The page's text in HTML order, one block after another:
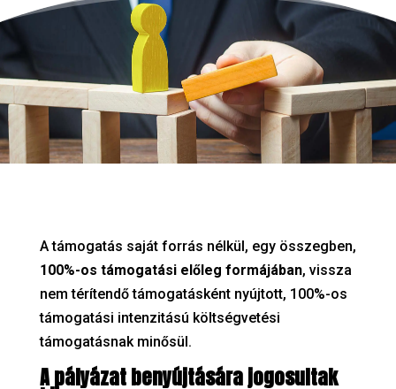
A támogatás saját forrás nélkül, egy összegben,
100%-os támogatási előleg formájában, vissza
nem térítendő támogatásként nyújtott, 100%-os
támogatási intenzitású költségvetési
támogatásnak minősül.
A pályázat benyújtására jogosultak